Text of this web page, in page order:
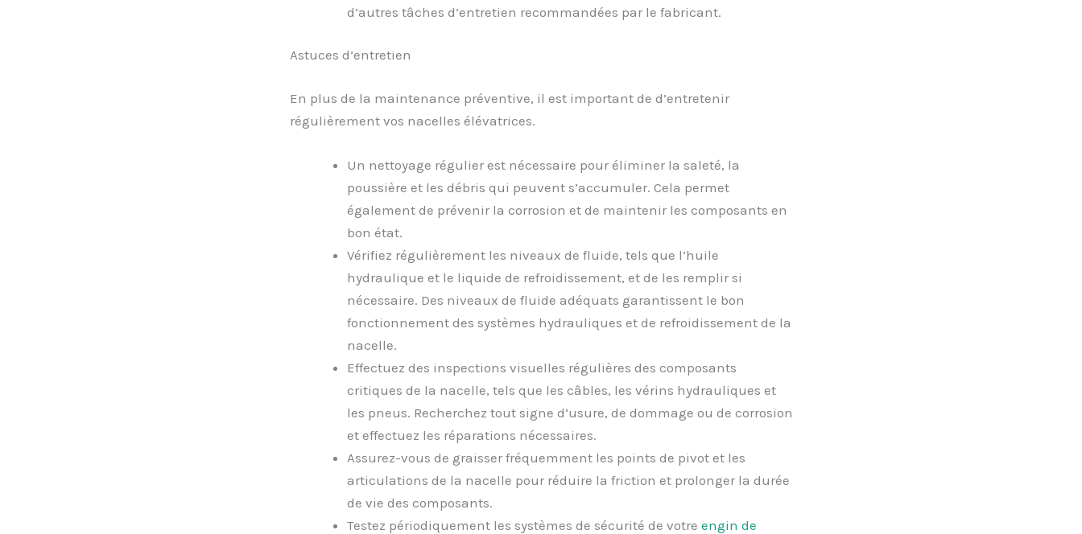
d’autres tâches d’entretien recommandées par le fabricant.
Astuces d’entretien
En plus de la maintenance préventive, il est important de d’entretenir
régulièrement vos nacelles élévatrices.
Un nettoyage régulier est nécessaire pour éliminer la saleté, la
poussière et les débris qui peuvent s’accumuler. Cela permet
également de prévenir la corrosion et de maintenir les composants en
bon état.
Vérifiez régulièrement les niveaux de fluide, tels que l’huile
hydraulique et le liquide de refroidissement, et de les remplir si
nécessaire. Des niveaux de fluide adéquats garantissent le bon
fonctionnement des systèmes hydrauliques et de refroidissement de la
nacelle.
Effectuez des inspections visuelles régulières des composants
critiques de la nacelle, tels que les câbles, les vérins hydrauliques et
les pneus. Recherchez tout signe d’usure, de dommage ou de corrosion
et effectuez les réparations nécessaires.
Assurez-vous de graisser fréquemment les points de pivot et les
articulations de la nacelle pour réduire la friction et prolonger la durée
de vie des composants.
Testez périodiquement les systèmes de sécurité de votre engin de